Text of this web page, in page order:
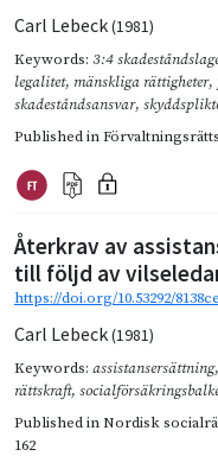
Carl Lebeck(1981)
Keywords: 3:4
legalitet, mänskliga rättigheter,
skadeståndsansvar,
Published in
Återkrav av
till följd av
https://doi.org/10.53292/
Carl Lebeck(1981)
Keywords: assistansersättning,
rättskraft,
Published inNordisk
162